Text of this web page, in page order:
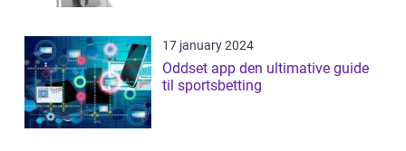
17 january 2024
Oddset app den ultimative guide
til sportsbetting